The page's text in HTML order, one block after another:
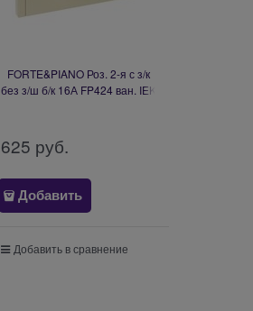
FORTE&PIANO Роз. 2-я с з/к
без з/ш б/к 16А FP424 ван. IEK
625 руб.
Добавить
Добавить в сравнение